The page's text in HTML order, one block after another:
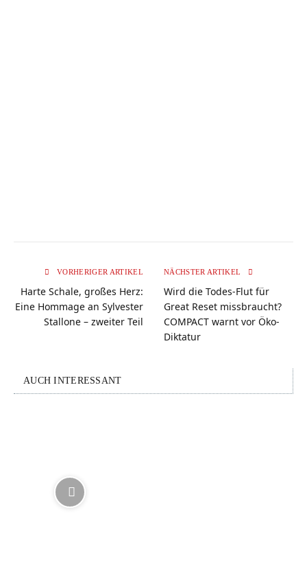
VORHERIGER ARTIKEL
Harte Schale, großes Herz:
Eine Hommage an Sylvester
Stallone – zweiter Teil
NÄCHSTER ARTIKEL
Wird die Todes-Flut für
Great Reset missbraucht?
COMPACT warnt vor Öko-
Diktatur
AUCH INTERESSANT